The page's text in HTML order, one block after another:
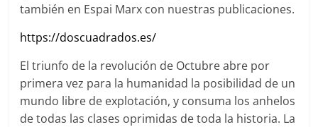
también en Espai Marx con nuestras publicaciones.
https://doscuadrados.es/
El triunfo de la revolución de Octubre abre por
primera vez para la humanidad la posibilidad de un
mundo libre de explotación, y consuma los anhelos
de todas las clases oprimidas de toda la historia. La